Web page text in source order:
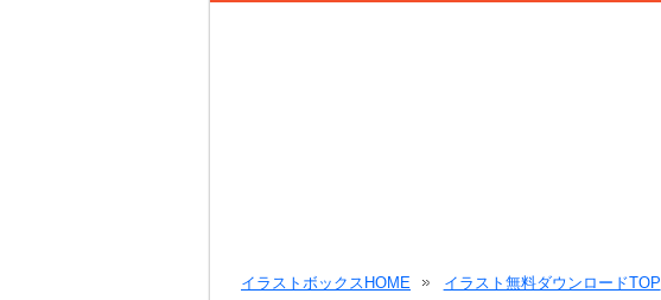
イラストボックスHOME イラスト無料ダウンロードTOP